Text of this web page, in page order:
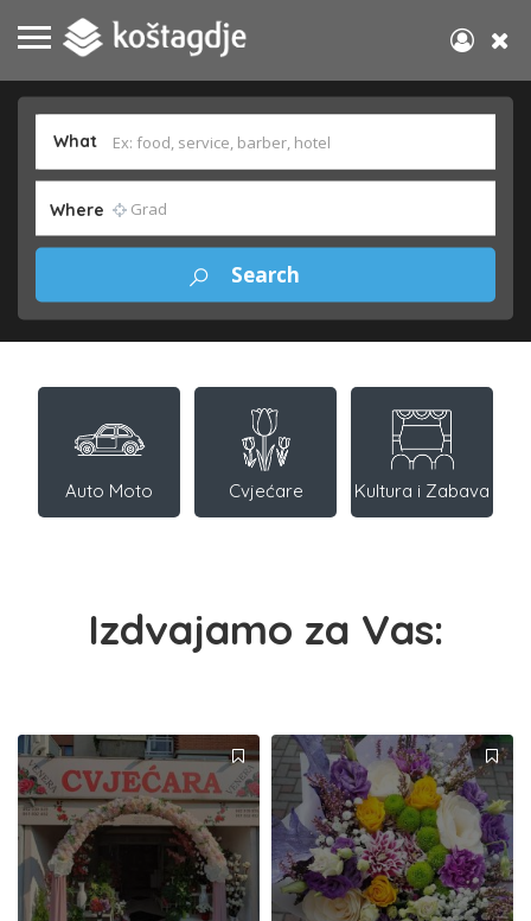
What
Where
Auto Moto Cvjećare Kultura i Zabava
Izdvajamo za Vas: